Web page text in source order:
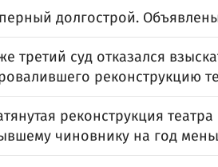
долгострой.
третий суд отказался
реконструкцию
реконструкция
чиновнику на год